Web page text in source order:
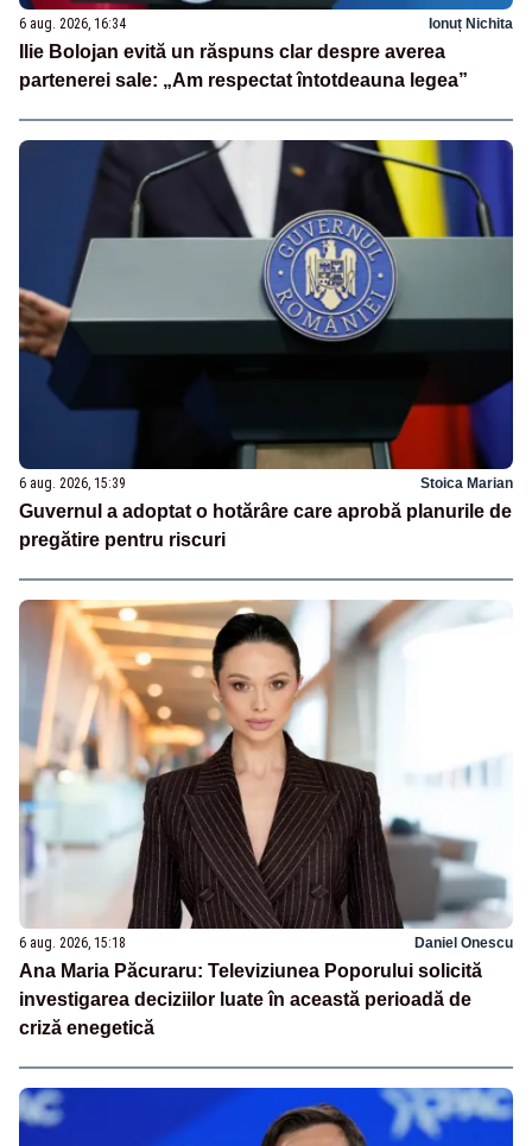
6 aug. 2026, 16:34 Ionuț Nichita
Ilie Bolojan evită un răspuns clar despre averea
partenerei sale: „Am respectat întotdeauna legea”
6 aug. 2026, 15:39 Stoica Marian
Guvernul a adoptat o hotărâre care aprobă planurile de
pregătire pentru riscuri
6 aug. 2026, 15:18 Daniel Onescu
Ana Maria Păcuraru: Televiziunea Poporului solicită
investigarea deciziilor luate în această perioadă de
criză enegetică